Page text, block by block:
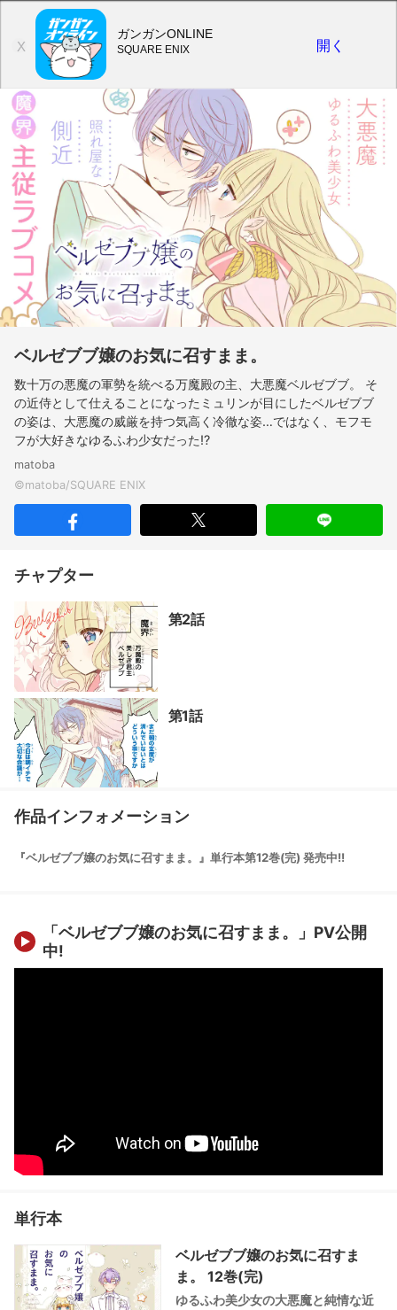
ベルゼブブ嬢のお気に召すまま。
数十万の悪魔の軍勢を統べる万魔殿の主、大悪魔ベルゼブブ。 そ
の近侍として仕えることになったミュリンが目にしたベルゼブブ
の姿は、大悪魔の威厳を持つ気高く冷徹な姿…ではなく、モフモ
フが大好きなゆるふわ少女だった!?
matoba
チャプター
第2話
第1話
作品インフォメーション
『ベルゼブブ嬢のお気に召すまま。』単行本第12巻(完) 発売中!!
「ベルゼブブ嬢のお気に召すまま。」PV公開
中!
単行本
ベルゼブブ嬢のお気に召すま
ま。 12巻(完)
ゆるふわ美少女の大悪魔と純情な近
X
ガンガンONLINE
SQUARE ENIX 開く